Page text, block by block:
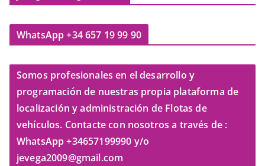
WhatsApp +34 657 19 99 90
Somos profesionales en el desarrollo y
programación de nuestras propia plataforma de
localización y administración de Flotas de
vehículos. Contacte con nosotros a través de :
WhatsApp +34657199990 y/o
jevega2009@gmail.com